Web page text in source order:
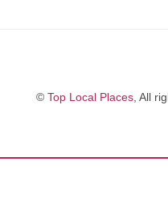
© Top Local Places, All